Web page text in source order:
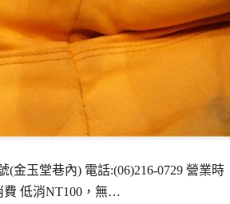
堂巷內) 電話:(06)216-0729 營業時
費 低消NT100，無…